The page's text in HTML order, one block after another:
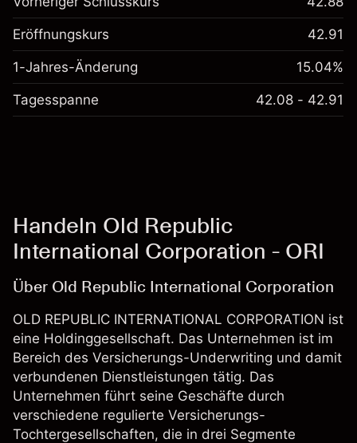
Eröffnungskurs 42.91
1-Jahres-Änderung 15.04%
Tagesspanne 42.08 - 42.91
Handeln Old Republic
International Corporation - ORI
Über Old Republic International Corporation
OLD REPUBLIC INTERNATIONAL CORPORATION ist
eine Holdinggesellschaft. Das Unternehmen ist im
Bereich des Versicherungs-Underwriting und damit
verbundenen Dienstleistungen tätig. Das
Unternehmen führt seine Geschäfte durch
verschiedene regulierte Versicherungs-
Tochtergesellschaften, die in drei Segmente